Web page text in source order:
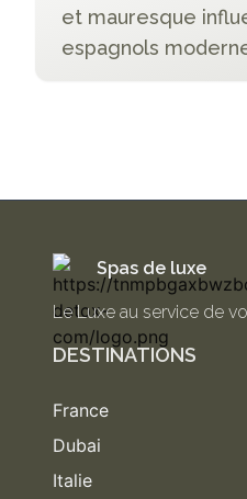
et mauresque
espagnols
Spas de luxe
Le Luxe au service de
DESTINATIONS
France
Dubai
Italie